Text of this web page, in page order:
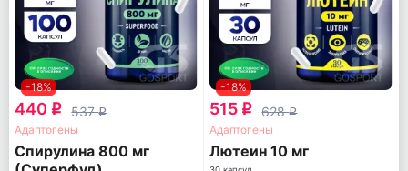
-18%
440 q 537q
Адаптогены
Спирулина 800 мг
-18%
515 q 628q
Адаптогены
Лютеин 10 мг